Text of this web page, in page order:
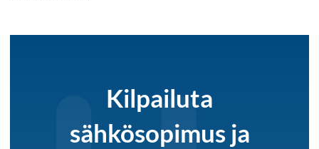
Kilpailuta
sähkösopimus ja